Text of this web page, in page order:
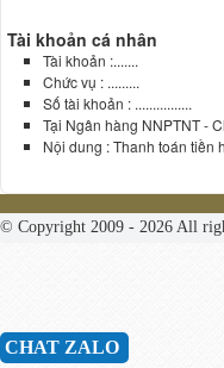
Tài khoản cá nhân
Tài khoản :.......
Chức vụ : .........
Số tài khoản : ................
Tại Ngân hàng NNPTNT -
Nội dung : Thanh toán tiền
© Copyright 2009 - 2026 All
CHAT ZALO